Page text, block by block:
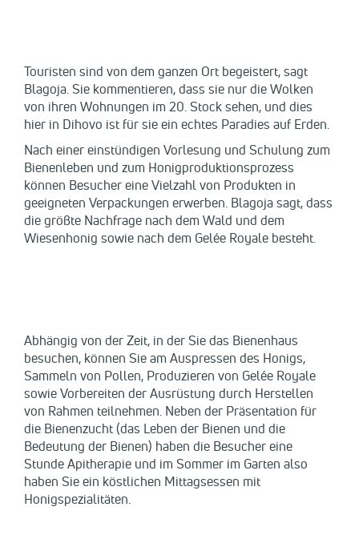
Touristen sind von dem ganzen Ort begeistert, sagt
Blagoja. Sie kommentieren, dass sie nur die Wolken
von ihren Wohnungen im 20. Stock sehen, und dies
hier in Dihovo ist für sie ein echtes Paradies auf Erden.
Nach einer einstündigen Vorlesung und Schulung zum
Bienenleben und zum Honigproduktionsprozess
können Besucher eine Vielzahl von Produkten in
geeigneten Verpackungen erwerben. Blagoja sagt, dass
die größte Nachfrage nach dem Wald und dem
Wiesenhonig sowie nach dem Gelée Royale besteht.
Abhängig von der Zeit, in der Sie das Bienenhaus
besuchen, können Sie am Auspressen des Honigs,
Sammeln von Pollen, Produzieren von Gelée Royale
sowie Vorbereiten der Ausrüstung durch Herstellen
von Rahmen teilnehmen. Neben der Präsentation für
die Bienenzucht (das Leben der Bienen und die
Bedeutung der Bienen) haben die Besucher eine
Stunde Apitherapie und im Sommer im Garten also
haben Sie ein köstlichen Mittagsessen mit
Honigspezialitäten.